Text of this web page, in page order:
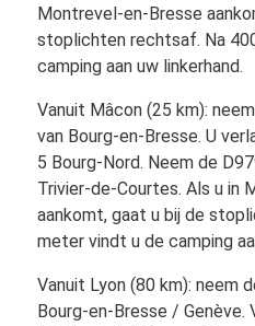
Montrevel-en-Bresse
stoplichten rechtsaf. Na
camping aan uw linkerhand.
Vanuit Mâcon (25 km):
van Bourg-en-Bresse. U
5 Bourg-Nord. Neem de
Trivier-de-Courtes. Als u in
aankomt, gaat u bij de
meter vindt u de camping
Vanuit Lyon (80 km): neem
Bourg-en-Bresse / Genève.